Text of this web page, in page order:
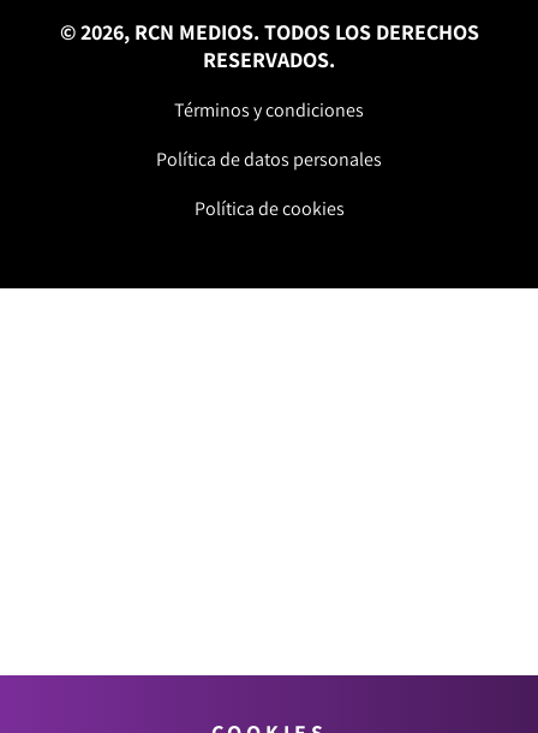
© 2026, RCN MEDIOS. TODOS LOS DERECHOS
RESERVADOS.
Términos y condiciones
Política de datos personales
Política de cookies